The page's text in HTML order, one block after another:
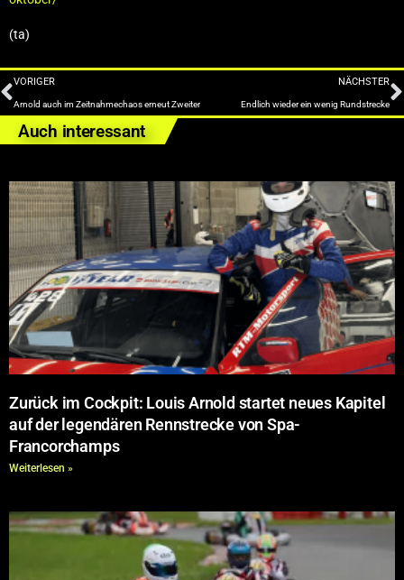
(ta)
VORIGER
Arnold auch im Zeitnahmechaos erneut Zweiter
NÄCHSTER
Endlich wieder ein wenig Rundstrecke
Auch interessant
Zurück im Cockpit: Louis Arnold startet neues Kapitel
auf der legendären Rennstrecke von Spa-
Francorchamps
Weiterlesen »